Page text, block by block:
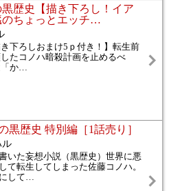
歴史【描き下ろし！イア
ちょっとエッチ…
き下ろしおまけ5ｐ付き！】転生前
たコノハ暗殺計画を止めるべ
か…
黒歴史 特別編［1話売り］
ル
いた妄想小説（黒歴史）世界に悪
て転生してしまった佐藤コノハ。
して…